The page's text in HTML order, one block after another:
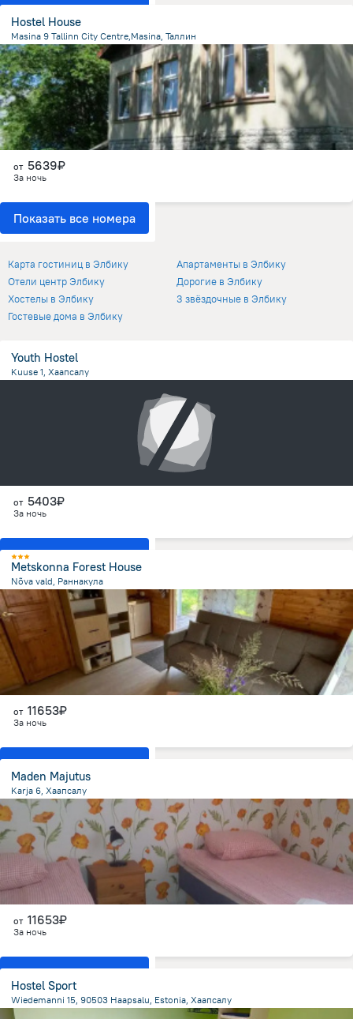
Показать все номера
Hostel House
Masina 9 Tallinn City Centre,Masina, Таллин
2.2 кмот центра
от 5639₽
За ночь
Показать все номера
Отели в Элбику
Карта гостиниц в Элбику
Отели центр Элбику
Хостелы в Элбику
Гостевые дома в Элбику
Апартаменты в Элбику
Дорогие в Элбику
3 звёздочные в Элбику
Youth Hostel
Kuuse 1, Хаапсалу
от 5403₽
За ночь
Показать все номера
Metskonna Forest House
Nõva vald, Раннакула
2.6 км
от центра
от 11653₽
За ночь
Показать все номера
Maden Majutus
Karja 6, Хаапсалу
949.4 м
от центра
от 11653₽
За ночь
Показать все номера
Hostel Sport
Wiedemanni 15, 90503 Haapsalu, Estonia, Хаапсалу
867.8 м